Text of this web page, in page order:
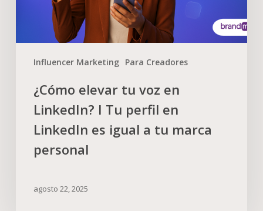
Influencer Marketing Para Creadores
¿Cómo elevar tu voz en
LinkedIn? I Tu perfil en
LinkedIn es igual a tu marca
personal
agosto 22, 2025